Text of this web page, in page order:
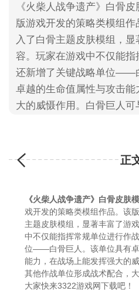
《火柴人战争遗产》白骨
版游戏开发的策略类模组作
入了白骨主题皮肤模组，
容。玩家在游戏中不仅能指
还新增了关键战略单位——
卓越的生命值属性与攻击
大的威慑作用。白骨巨人
正
《火柴人战争遗产》白骨皮肤
戏开发的策略类模组作品。该
主题皮肤模组，显著丰富了游
中不仅能指挥常规单位进行作
位——白骨巨人。该单位具有
能力，在战场上能发挥强大的
其他作战单位形成战术配合，
大家快来3322游戏网下载吧！